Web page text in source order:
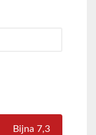
Bijna 7,3